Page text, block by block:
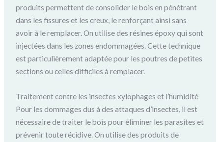
produits permettent de consolider le bois en pénétrant
dans les fissures et les creux, le renforçant ainsi sans
avoir à le remplacer. On utilise des résines époxy qui sont
injectées dans les zones endommagées. Cette technique
est particulièrement adaptée pour les poutres de petites
sections ou celles difficiles à remplacer.
Traitement contre les insectes xylophages et l’humidité
Pour les dommages dus à des attaques d’insectes, il est
nécessaire de traiter le bois pour éliminer les parasites et
prévenir toute récidive. On utilise des produits de